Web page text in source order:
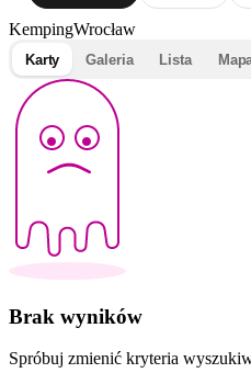
KempingWrocław
Karty Galeria Lista
Brak wyników
Spróbuj zmienić kryteria